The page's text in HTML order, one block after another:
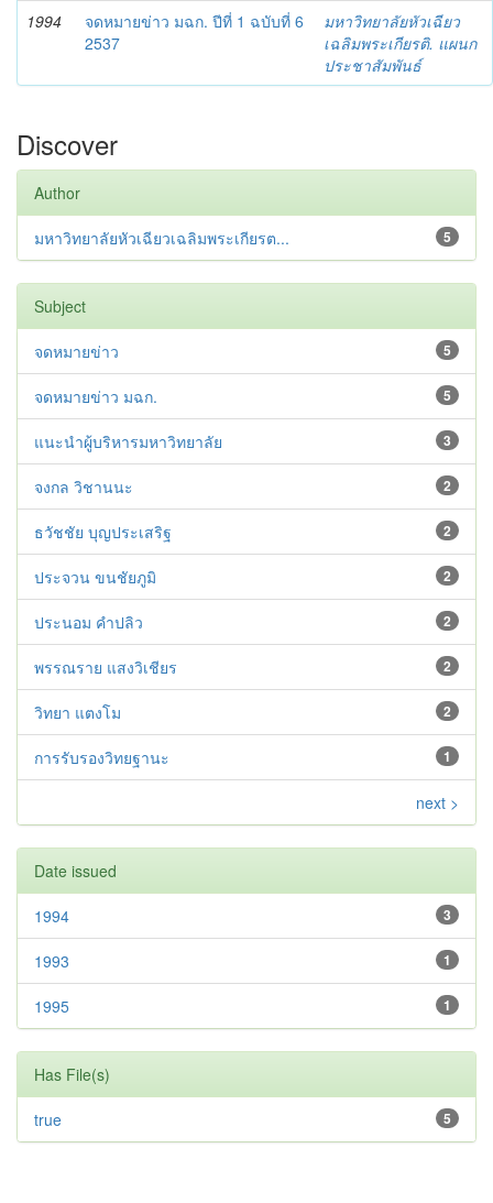
1994
จดหมายข่าว มฉก. ปีที่ 1 ฉบับที่ 6
2537
มหาวิทยาลัยหัวเฉียว
เฉลิมพระเกียรติ. แผนก
ประชาสัมพันธ์
Discover
Author
5
มหาวิทยาลัยหัวเฉียวเฉลิมพระเกียรต...
Subject
5
จดหมายข่าว
5
จดหมายข่าว มฉก.
3
แนะนำผู้บริหารมหาวิทยาลัย
2
จงกล วิชานนะ
2
ธวัชชัย บุญประเสริฐ
2
ประจวน ขนชัยภูมิ
2
ประนอม คำปลิว
2
พรรณราย แสงวิเชียร
2
วิทยา แตงโม
1
การรับรองวิทยฐานะ
next >
Date issued
3
1994
1
1993
1
1995
Has File(s)
5
true